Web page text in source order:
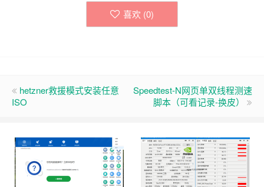
喜欢 (0)
hetzner救援模式安装任意
ISO
Speedtest-N网页单双线程测速
脚本（可看记录-换皮）